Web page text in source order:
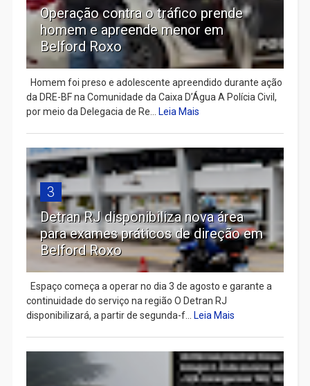
Operação contra o tráfico prende
homem e apreende menor em
Belford Roxo
Homem foi preso e adolescente apreendido durante ação
da DRE-BF na Comunidade da Caixa D’Água A Polícia Civil,
por meio da Delegacia de Re... Leia Mais
3
Detran RJ disponibiliza nova área
para exames práticos de direção em
Belford Roxo
Espaço começa a operar no dia 3 de agosto e garante a
continuidade do serviço na região O Detran RJ
disponibilizará, a partir de segunda-f... Leia Mais